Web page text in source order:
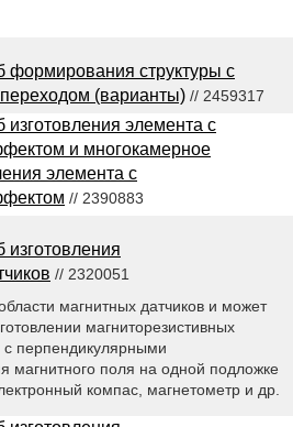
формирования структуры с
(варианты) // 2459317
изготовления элемента с
и многокамерное
элемента с
// 2390883
изготовления
// 2320051
магнитных датчиков и может
магниторезистивных
с перпендикулярными
магнитного поля на одной подложке
компас, магнетометр и др.